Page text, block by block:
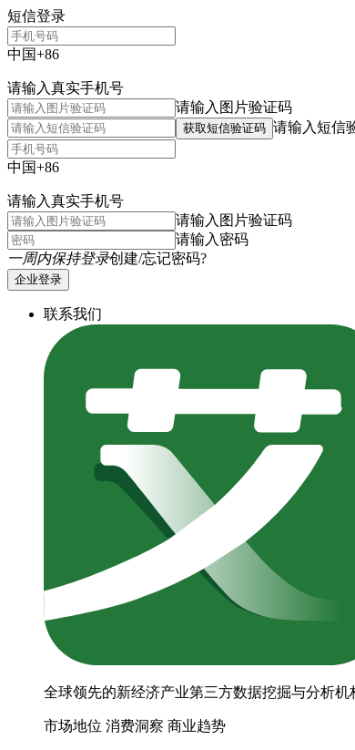
短信登录
中国+86
请输入真实手机号
请输入图片验证码
获取短信验证码 请输入短信
中国+86
请输入真实手机号
请输入图片验证码
请输入密码
一周内保持登录创建/忘记密码?
企业登录
联系我们
全球领先的新经济产业第三方数据挖掘与分析机
市场地位 消费洞察 商业趋势